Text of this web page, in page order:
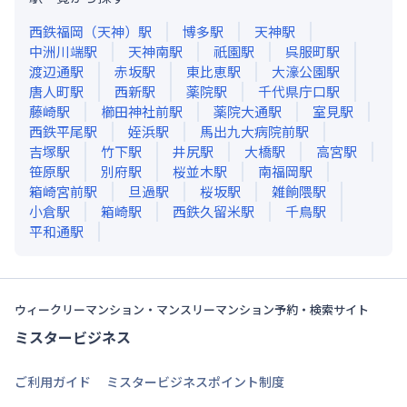
西鉄福岡（天神） 駅 博多駅 天神駅
中洲川端駅 天神南駅 祇園駅 呉服町駅
渡辺通駅 赤坂駅 東比恵駅 大濠公園駅
唐人町駅 西新駅 薬院駅 千代県庁口駅
藤崎駅 櫛田神社前駅 薬院大通駅 室見駅
西鉄平尾駅 姪浜駅 馬出九大病院前駅
吉塚駅 竹下駅 井尻駅 大橋駅 高宮駅
笹原駅 別府駅 桜並木駅 南福岡駅
箱崎宮前駅 旦過駅 桜坂駅 雑餉隈駅
小倉駅 箱崎駅 西鉄久留米駅 千鳥駅
平和通駅
ウィークリーマンション・マンスリーマンション予約・検索サイト
ミスタービジネス
ご利用ガイド
ミスタービジネスポイント制度